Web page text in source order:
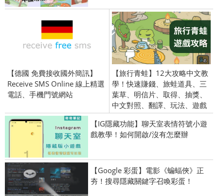
【德國 免費接收國外簡訊】
Receive SMS Online 線上精選
電話、手機門號網站
【旅行青蛙】12大攻略中文教
學！快速賺錢、旅蛙道具、三
葉草、明信片、取得、抽獎、
中文對照、翻譯、玩法、遊戲
【IG隱藏功能】聊天室表情符號小遊
戲教學！如何開啟/沒有怎麼辦
【Google 彩蛋】電影《蝙蝠俠》正
夯！搜尋隱藏關鍵字召喚彩蛋！